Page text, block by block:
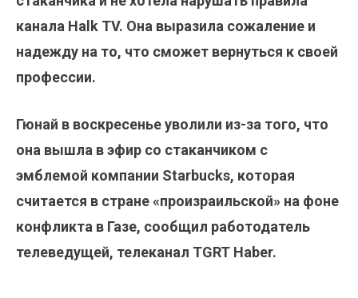
канала Halk TV. Она выразила сожаление и
надежду на то, что сможет вернуться к своей
профессии.
Гюнай в воскресенье уволили из-за того, что
она вышла в эфир со стаканчиком с
эмблемой компании Starbucks, которая
считается в стране «произраильской» на фоне
конфликта в Газе, сообщил работодатель
телеведущей, телеканал TGRT Haber.